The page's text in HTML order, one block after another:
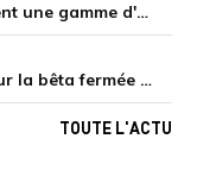
UGREEN et Honkai: Star Rail dévoilent une gamme d'accessoires de recharge en édition limitée
HoYoverse ouvre les inscriptions pour la bêta fermée de Honkai : Nexus Anima
TOUTE L'ACTU